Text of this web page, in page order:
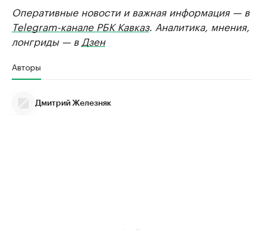
Оперативные новости и важная информация — в
Telegram-канале РБК Кавказ. Аналитика, мнения,
лонгриды — в Дзен
Авторы
Дмитрий Железняк